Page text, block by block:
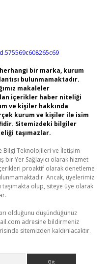
bir marka, kurum
bulunmamaktadır.
makaleler
içerikler haber niteliği
ve kişiler hakkında
kurum ve kişiler ile isim
Sitemizdeki bilgiler
taşımazlar.
Bilgi Teknolojileri ve İletişim
bir Yer Sağlayıcı olarak hizmet
proaktif olarak denetleme
Ancak, üyelerimiz
olup, siteye üye olarak
olduğunu düşündüğünüz
adresine bildirmeniz
sitemizden kaldırılacaktır.